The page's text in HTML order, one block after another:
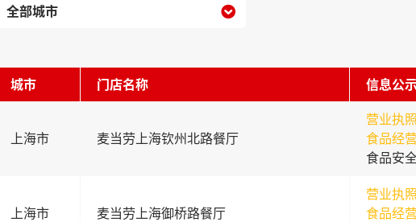

城市 门店名称 信息公
上海市 麦当劳上海钦州北路餐厅
营业执照
食品经
食品安
上海市 麦当劳上海御桥路餐厅
营业执照
食品经